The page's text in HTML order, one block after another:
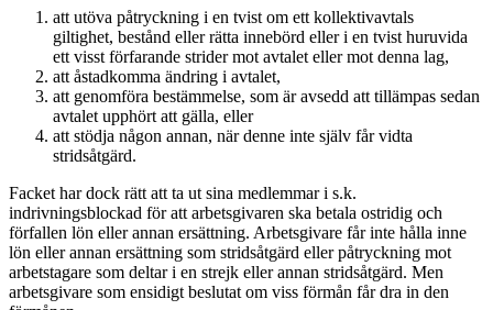
att utöva påtryckning i en tvist om ett kollektivavtals
giltighet, bestånd eller rätta innebörd eller i en tvist huruvida
ett visst förfarande strider mot avtalet eller mot denna lag,
att åstadkomma ändring i avtalet,
att genomföra bestämmelse, som är avsedd att tillämpas sedan
avtalet upphört att gälla, eller
att stödja någon annan, när denne inte själv får vidta
stridsåtgärd.
Facket har dock rätt att ta ut sina medlemmar i s.k.
indrivningsblockad för att arbetsgivaren ska betala ostridig och
förfallen lön eller annan ersättning. Arbetsgivare får inte hålla inne
lön eller annan ersättning som stridsåtgärd eller påtryckning mot
arbetstagare som deltar i en strejk eller annan stridsåtgärd. Men
arbetsgivare som ensidigt beslutat om viss förmån får dra in den